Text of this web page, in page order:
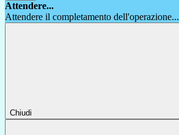
Attendere...
Attendere il completamento dell'operazione...
Chiudi